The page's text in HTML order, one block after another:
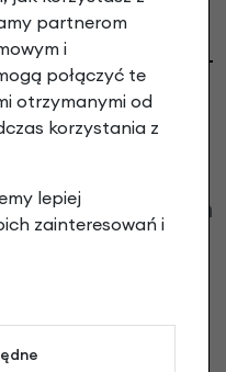
pytania o ten
tego produktu? A Ty o
partnerom
i
połączyć te
otrzymanymi od
korzystania z
lepiej
zainteresowań i